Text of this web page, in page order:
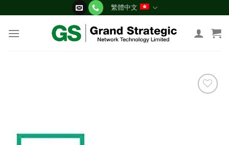
content
繁體中文